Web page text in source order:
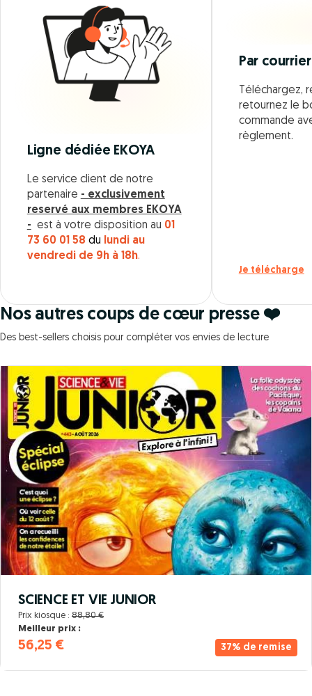
Ligne dédiée EKOYA
Le service client de notre
partenaire - exclusivement
reservé aux membres EKOYA
- est à votre disposition au 01
73 60 01 58 du
lundi au
vendredi de 9h à 18h.
Par courrier
Téléchargez,
retournez le
commande
règlement.
Je télécharge
Nos autres coups de cœur presse ❤️
Des best-sellers choisis pour compléter vos envies de lecture
37% de remise
SCIENCE ET VIE JUNIOR
Prix kiosque : 88,80 €
Meilleur prix :
56,25 €